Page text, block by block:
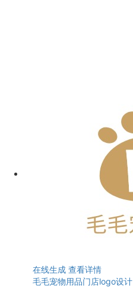
在线生成 查看详情
毛毛宠物用品门店logo设计